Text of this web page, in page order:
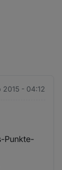
2015 - 04:12
Punkte-